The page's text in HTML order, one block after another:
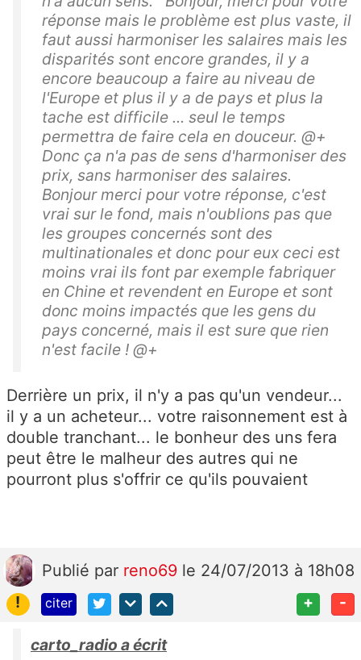
réponse mais le problème est plus vaste, il
faut aussi harmoniser les salaires mais les
disparités sont encore grandes, il y a
encore beaucoup a faire au niveau de
l'Europe et plus il y a de pays et plus la
tache est difficile ... seul le temps
permettra de faire cela en douceur. @+
Donc ça n'a pas de sens d'harmoniser des
prix, sans harmoniser des salaires.
Bonjour merci pour votre réponse, c'est
vrai sur le fond, mais n'oublions pas que
les groupes concernés sont des
multinationales et donc pour eux ceci est
moins vrai ils font par exemple fabriquer
en Chine et revendent en Europe et sont
donc moins impactés que les gens du
pays concerné, mais il est sure que rien
n'est facile ! @+
Derrière un prix, il n'y a pas qu'un vendeur...
il y a un acheteur... votre raisonnement est à
double tranchant... le bonheur des uns fera
peut être le malheur des autres qui ne
pourront plus s'offrir ce qu'ils pouvaient
Publié par reno69 le 24/07/2013 à 18h08
!
citer + -
carto_radio a écrit